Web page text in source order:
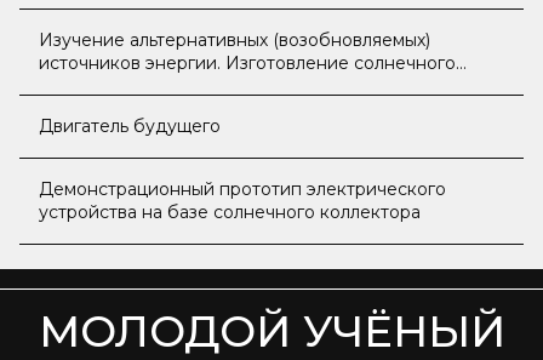
Изучение альтернативных (возобновляемых)
источников энергии. Изготовление солнечного
Двигатель будущего
Демонстрационный прототип электрического
устройства на базе солнечного коллектора
МОЛОДОЙ УЧЁНЫЙ